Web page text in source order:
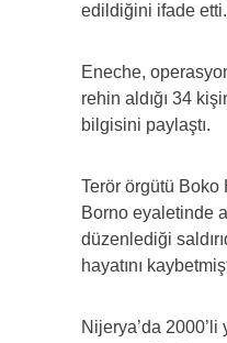
edildiğini ifade etti.
Eneche,
rehin aldığı 34
bilgisini paylaştı.
Terör örgütü Boko
Borno eyaletinde
düzenlediği
hayatını
Nijerya’da 2000’li